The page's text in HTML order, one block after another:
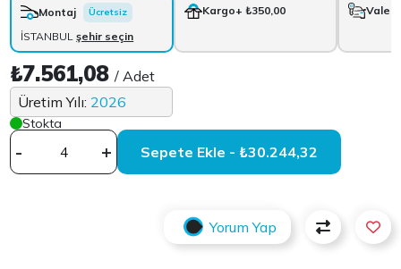
Montaj Ücretsiz
İSTANBULşehir seçin
Kargo+ ₺350,00 Vale
₺7.561,08/ Adet
Üretim Yılı: 2026
Stokta
- + Sepete Ekle - ₺30.244,32
Yorum Yap